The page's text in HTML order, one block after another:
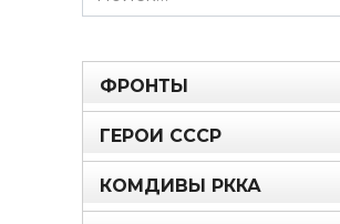
for:
ФРОНТЫ
ГЕРОИ СССР
КОМДИВЫ РККА